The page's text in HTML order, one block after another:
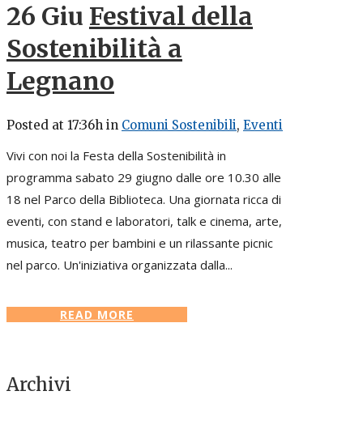
26 Giu Festival della
Sostenibilità a
Legnano
Posted at 17:36h in Comuni Sostenibili, Eventi
Vivi con noi la Festa della Sostenibilità in
programma sabato 29 giugno dalle ore 10.30 alle
18 nel Parco della Biblioteca. Una giornata ricca di
eventi, con stand e laboratori, talk e cinema, arte,
musica, teatro per bambini e un rilassante picnic
nel parco. Un'iniziativa organizzata dalla...
READ MORE
Archivi